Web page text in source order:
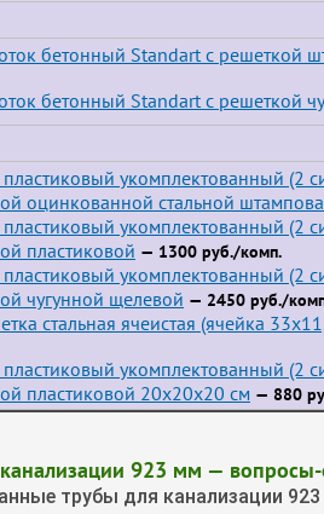
бетонный Standart с решеткой
бетонный Standart с решеткой
укомплектованный (2
оцинкованной стальной
укомплектованный (2
пластиковой — 1300 руб./комп.
укомплектованный (2
чугунной щелевой — 2450 руб./
стальная ячеистая (ячейка
укомплектованный (2
пластиковой 20х20х20 см — 880
923 мм — вопросы-
трубы для канализации